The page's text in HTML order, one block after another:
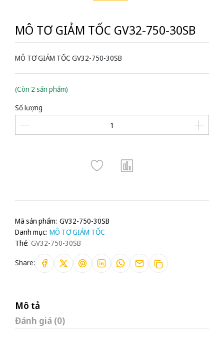
MÔ TƠ GIẢM TỐC GV32-750-30SB
MÔ TƠ GIẢM TỐC GV32-750-30SB
(Còn 2 sản phẩm)
Số lượng
Mã sản phẩm: GV32-750-30SB
Danh mục: MÔ TƠ GIẢM TỐC
Thẻ: GV32-750-30SB
Share:
Mô tả
Đánh giá (0)